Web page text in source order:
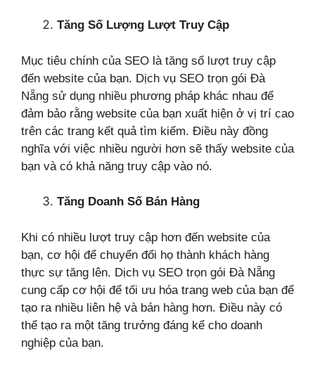
Tăng Số Lượng Lượt Truy Cập
Mục tiêu chính của SEO là tăng số lượt truy cập
đến website của bạn. Dịch vụ SEO trọn gói Đà
Nẵng sử dụng nhiều phương pháp khác nhau để
đảm bảo rằng website của bạn xuất hiện ở vị trí cao
trên các trang kết quả tìm kiếm. Điều này đồng
nghĩa với việc nhiều người hơn sẽ thấy website của
bạn và có khả năng truy cập vào nó.
Tăng Doanh Số Bán Hàng
Khi có nhiều lượt truy cập hơn đến website của
bạn, cơ hội để chuyển đổi họ thành khách hàng
thực sự tăng lên. Dịch vụ SEO trọn gói Đà Nẵng
cung cấp cơ hội để tối ưu hóa trang web của bạn để
tạo ra nhiều liên hệ và bán hàng hơn. Điều này có
thể tạo ra một tăng trưởng đáng kể cho doanh
nghiệp của bạn.